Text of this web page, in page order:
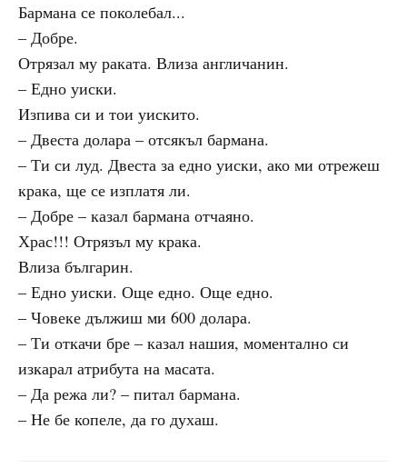
Бармана се поколебал...
– Добре.
Отрязал му раката. Влиза англичанин.
– Едно уиски.
Изпива си и тои уискито.
– Двеста долара – отсякъл бармана.
– Ти си луд. Двеста за едно уиски, ако ми отрежеш
крака, ще се изплатя ли.
– Добре – казал бармана отчаяно.
Храс!!! Отрязъл му крака.
Влиза българин.
– Едно уиски. Още едно. Още едно.
– Човеке дължиш ми 600 долара.
– Ти откачи бре – казал нашия, моментално си
изкарал атрибута на масата.
– Да режа ли? – питал бармана.
– Не бе копеле, да го духаш.